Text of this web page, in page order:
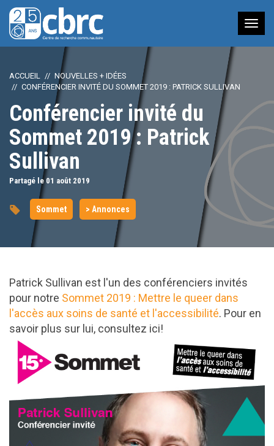
à
ACCUEIL
NOUVELLES + IDÉES
CONFÉRENCIER INVITÉ DU SOMMET 2019 : PATRICK SULLIVAN
Conférencier invité du
Sommet 2019 : Patrick
Sullivan
Partagé le 01 août 2019
Sommet > Annonces
Patrick Sullivan est l'un des conférenciers invités
pour notre Sommet 2019 : Mettre le queer dans
l'accès aux soins de santé et l'accessibilité. Pour en
savoir plus sur lui, consultez ici!